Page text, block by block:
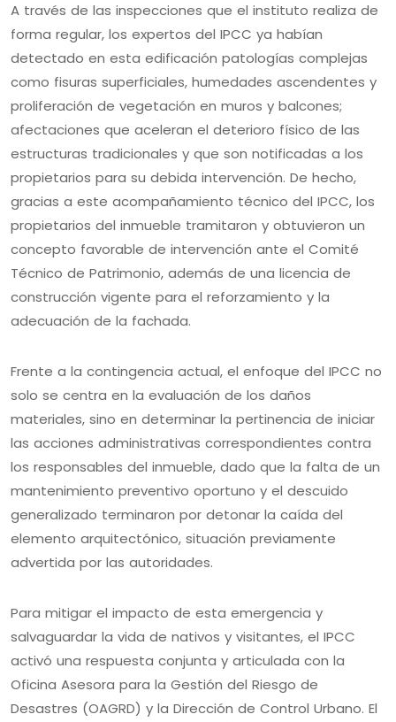
A través de las inspecciones que el instituto realiza de
forma regular, los expertos del IPCC ya habían
detectado en esta edificación patologías complejas
como fisuras superficiales, humedades ascendentes y
proliferación de vegetación en muros y balcones;
afectaciones que aceleran el deterioro físico de las
estructuras tradicionales y que son notificadas a los
propietarios para su debida intervención. De hecho,
gracias a este acompañamiento técnico del IPCC, los
propietarios del inmueble tramitaron y obtuvieron un
concepto favorable de intervención ante el Comité
Técnico de Patrimonio, además de una licencia de
construcción vigente para el reforzamiento y la
adecuación de la fachada.
Frente a la contingencia actual, el enfoque del IPCC no
solo se centra en la evaluación de los daños
materiales, sino en determinar la pertinencia de iniciar
las acciones administrativas correspondientes contra
los responsables del inmueble, dado que la falta de un
mantenimiento preventivo oportuno y el descuido
generalizado terminaron por detonar la caída del
elemento arquitectónico, situación previamente
advertida por las autoridades.
Para mitigar el impacto de esta emergencia y
salvaguardar la vida de nativos y visitantes, el IPCC
activó una respuesta conjunta y articulada con la
Oficina Asesora para la Gestión del Riesgo de
Desastres (OAGRD) y la Dirección de Control Urbano. El